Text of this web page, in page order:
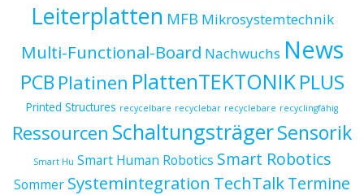
Leiterplatten MFB Mikrosystemtechnik
Multi-Functional-Board Nachwuchs News
PCB Platinen PlattenTEKTONIK PLUS
Printed Structures recycelbare recyclebar recyclebare recyclingfähig
Ressourcen SchaltungsträgerSensorik
Smart Hu Smart Human Robotics Smart Robotics
Sommer Systemintegration TechTalkTermine